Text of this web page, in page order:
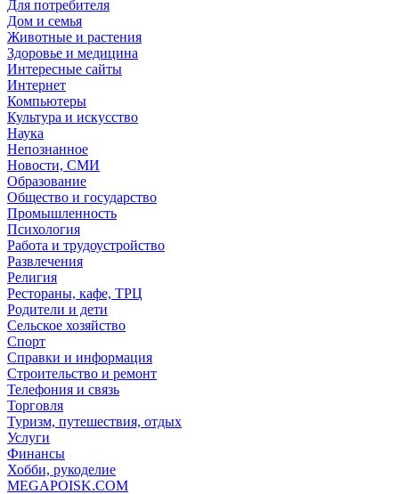
Для потребителя
Дом и семья
Животные и растения
Здоровье и медицина
Интересные сайты
Интернет
Компьютеры
Культура и искусство
Наука
Непознанное
Новости, СМИ
Образование
Общество и государство
Промышленность
Психология
Работа и трудоустройство
Развлечения
Религия
Рестораны, кафе, ТРЦ
Родители и дети
Сельское хозяйство
Спорт
Справки и информация
Строительство и ремонт
Телефония и связь
Торговля
Туризм, путешествия, отдых
Услуги
Финансы
Хобби, рукоделие
MEGAPOISK.COM